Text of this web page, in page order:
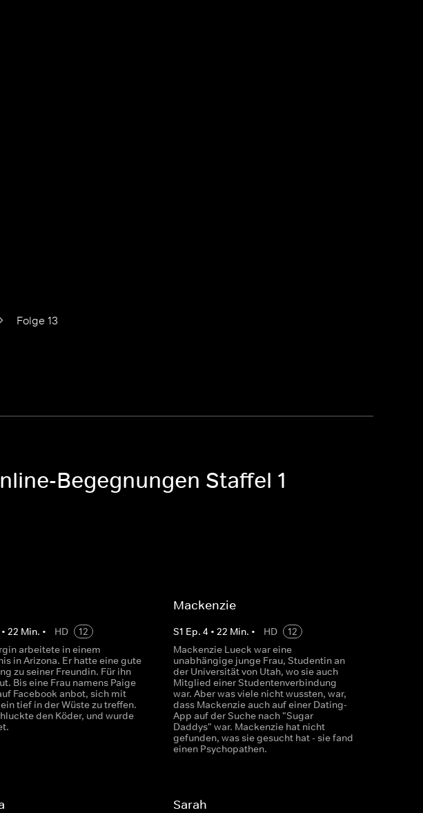
Folge 13
Begegnungen Staffel 1
• 22 Min. • HD
12
arbeitete in einem
in Arizona. Er hatte eine gute
zu seiner Freundin. Für ihn
Bis eine Frau namens Paige
Facebook anbot, sich mit
tief in der Wüste zu treffen.
den Köder, und wurde
Mackenzie
S1 Ep. 4 • 22 Min. • HD
12
Mackenzie Lueck war eine
unabhängige junge Frau, Studentin an
der Universität von Utah, wo sie auch
Mitglied einer Studentenverbindung
war. Aber was viele nicht wussten, war,
dass Mackenzie auch auf einer Dating-
App auf der Suche nach "Sugar
Daddys" war. Mackenzie hat nicht
gefunden, was sie gesucht hat - sie fand
einen Psychopathen.
Sarah